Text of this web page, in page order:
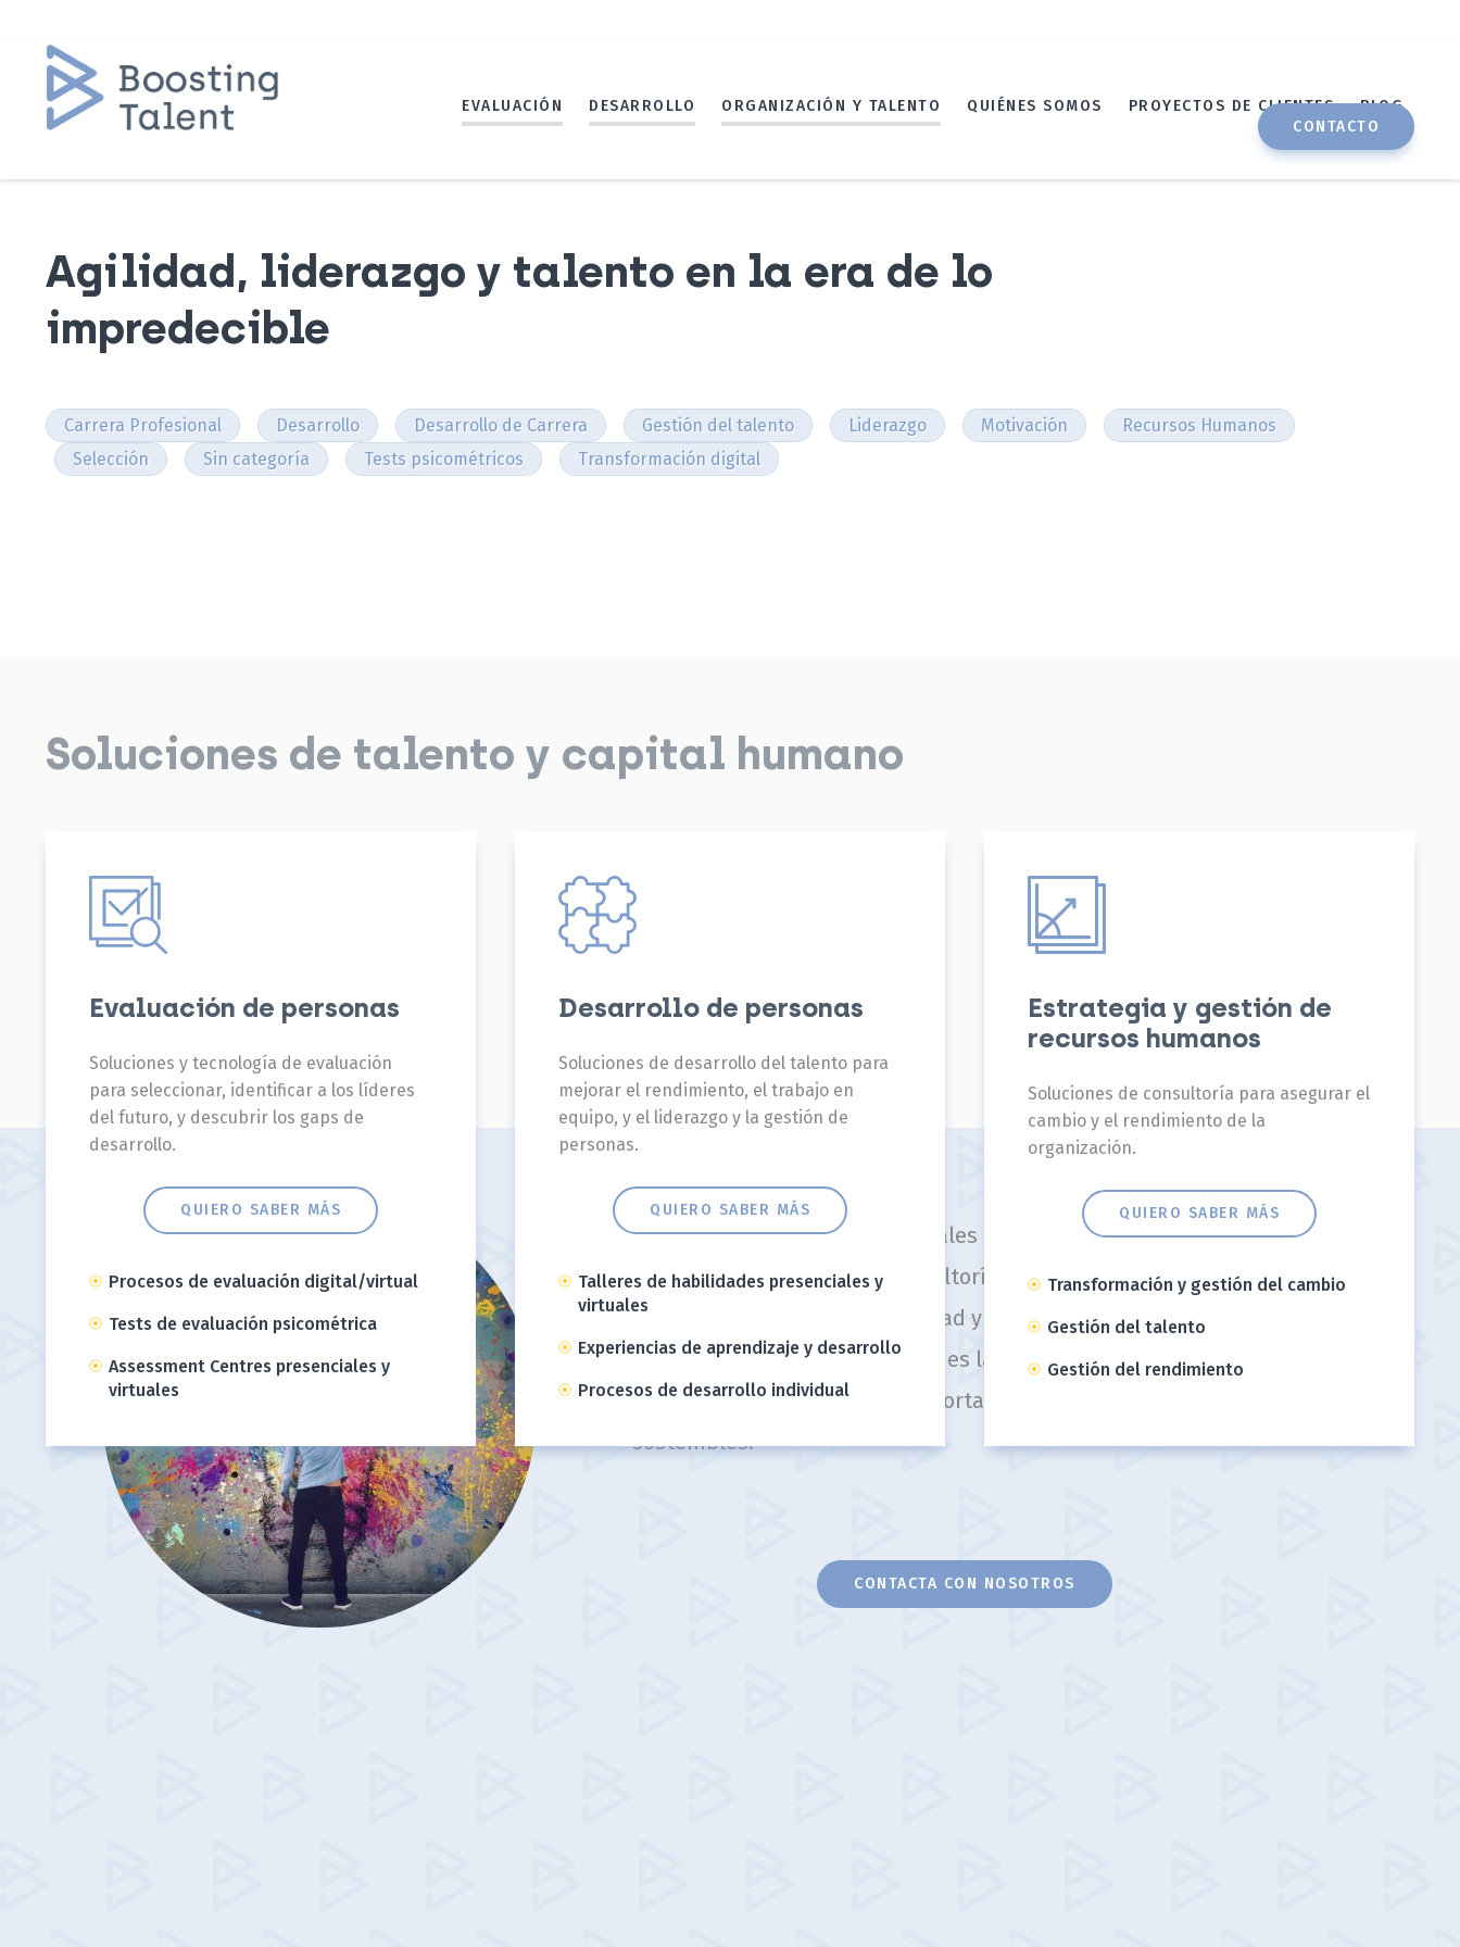
EVALUACIÓN DESARROLLO ORGANIZACIÓN Y TALENTO QUIÉNES SOMOS PROYECTOS DE CLIENTES
BLOG
CONTACTO
Agilidad, liderazgo y talento en la era de lo
impredecible
Carrera Profesional Desarrollo Desarrollo de Carrera Gestión del talento Liderazgo Motivación
Recursos Humanos
Selección
Sin categoría Tests psicométricos Transformación digital
Soluciones de talento y capital humano
Evaluación de personas
Soluciones y tecnología de evaluación
para seleccionar, identificar a los líderes
del futuro, y descubrir los gaps de
desarrollo.
QUIERO SABER MÁS
Procesos de evaluación digital/virtual
Tests de evaluación psicométrica
Assessment Centres presenciales y
virtuales
Desarrollo de personas
Soluciones de desarrollo del talento para
mejorar el rendimiento, el trabajo en
equipo, y el liderazgo y la gestión de
personas.
QUIERO SABER MÁS
Talleres de habilidades presenciales y
virtuales
Experiencias de aprendizaje y desarrollo
Procesos de desarrollo individual
Estrategia y gestión de
recursos humanos
Soluciones de consultoría para asegurar el
cambio y el rendimiento de la
organización.
QUIERO SABER MÁS
Transformación y gestión del cambio
Gestión del talento
Gestión del rendimiento
Somos un equipo de profesionales multidisciplinar y diverso, con
experiencia en dirección, consultoría y docencia. Dedicamos
tiempo a conocer bien la realidad y los retos a los que se enfrenta
cada cliente. Creemos que esta es la única manera de responder
bien a tus necesidades para aportar soluciones y resultados
sostenibles.
CONTACTA CON NOSOTROS